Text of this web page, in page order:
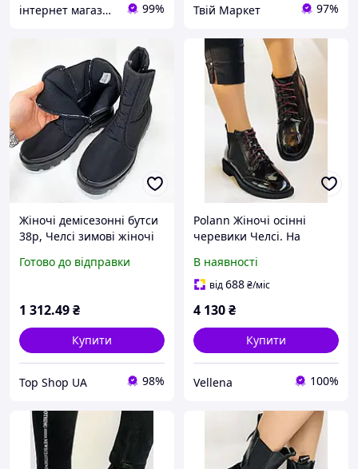
інтернет магазин ОПТИМАЛЬНИЙ ВИБІР 99% Твій Маркет 97%
Жіночі демісезонні бутси
38р, Челсі зимові жіночі
QB-22 top shop ua_
Готово до відправки
1 312.49₴
Купити
Top Shop UA 98%
Polann Жіночі осінні
черевики Челсі. На
Натуральна шкіра. Розмір
лише 36
В наявності
від688₴/міс
4 130₴
Купити
Vellena 100%